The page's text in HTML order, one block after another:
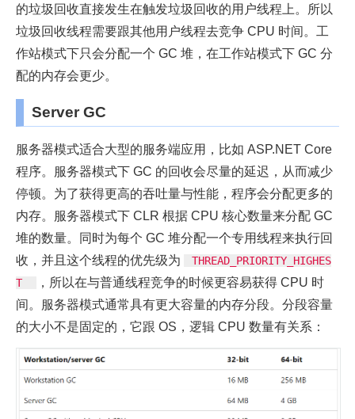
的垃圾回收直接发生在触发垃圾回收的用户线程上。所以
垃圾回收线程需要跟其他用户线程去竞争 CPU 时间。工
作站模式下只会分配一个 GC 堆，在工作站模式下 GC 分
配的内存会更少。
Server GC
服务器模式适合大型的服务端应用，比如 ASP.NET Core
程序。服务器模式下 GC 的回收会尽量的延迟，从而减少
停顿。为了获得更高的吞吐量与性能，程序会分配更多的
内存。服务器模式下 CLR 根据 CPU 核心数量来分配 GC
堆的数量。同时为每个 GC 堆分配一个专用线程来执行回
收，并且这个线程的优先级为
THREAD_PRIORITY_HIGHES
T
，所以在与普通线程竞争的时候更容易获得 CPU 时
间。服务器模式通常具有更大容量的内存分段。分段容量
的大小不是固定的，它跟 OS，逻辑 CPU 数量有关系：